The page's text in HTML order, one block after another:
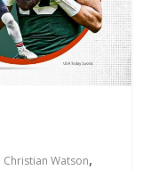
Christian Watson,